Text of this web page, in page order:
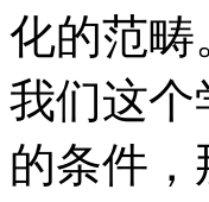
化的范畴
我们这个
的条件